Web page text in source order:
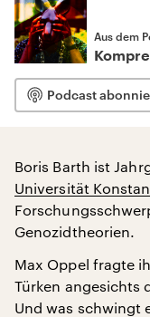
Aus dem
Podcast
Boris Barth ist
Universität
Genozidtheorien.
Max Oppel fragte
Türken angesichts
Und was schwingt